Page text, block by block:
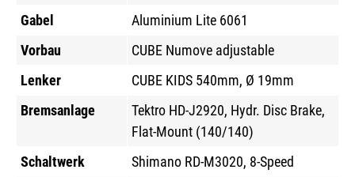
Gabel
Aluminium Lite 6061
Vorbau
CUBE Numove adjustable
Lenker
CUBE KIDS 540mm, Ø 19mm
Bremsanlage
Tektro HD-J2920, Hydr. Disc Brake,
Flat-Mount (140/140)
Schaltwerk
Shimano RD-M3020, 8-Speed